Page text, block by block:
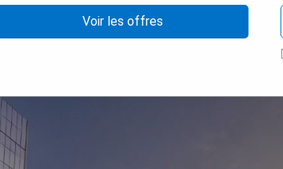
TX
Voir les offres